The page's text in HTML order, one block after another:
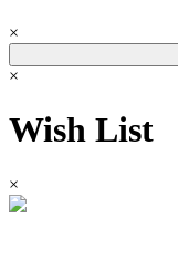
×
×
Wish List
×